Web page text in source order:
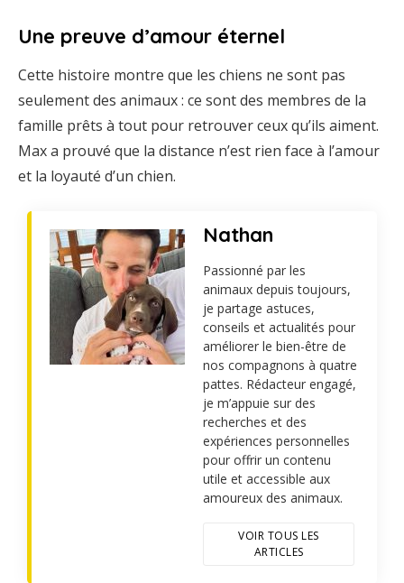
Une preuve d’amour éternel
Cette histoire montre que les chiens ne sont pas
seulement des animaux : ce sont des membres de la
famille prêts à tout pour retrouver ceux qu’ils aiment.
Max a prouvé que la distance n’est rien face à l’amour
et la loyauté d’un chien.
Nathan
Passionné par les
animaux depuis toujours,
je partage astuces,
conseils et actualités pour
améliorer le bien-être de
nos compagnons à quatre
pattes. Rédacteur engagé,
je m’appuie sur des
recherches et des
expériences personnelles
pour offrir un contenu
utile et accessible aux
amoureux des animaux.
VOIR TOUS LES
ARTICLES